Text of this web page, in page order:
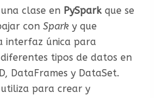
clase en PySpark que se
con Spark y que
interfaz única para
tipos de datos en
DataFrames y DataSet.
utiliza para crear y